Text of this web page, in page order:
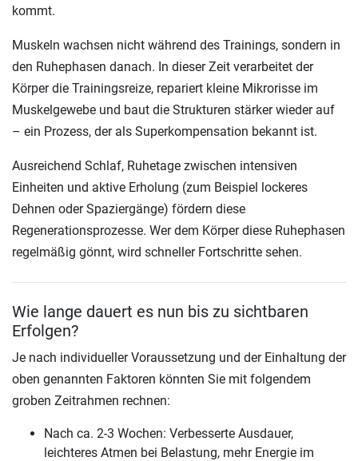
kommt.
Muskeln wachsen nicht während des Trainings, sondern in
den Ruhephasen danach. In dieser Zeit verarbeitet der
Körper die Trainingsreize, repariert kleine Mikrorisse im
Muskelgewebe und baut die Strukturen stärker wieder auf
– ein Prozess, der als Superkompensation bekannt ist.
Ausreichend Schlaf, Ruhetage zwischen intensiven
Einheiten und aktive Erholung (zum Beispiel lockeres
Dehnen oder Spaziergänge) fördern diese
Regenerationsprozesse. Wer dem Körper diese Ruhephasen
regelmäßig gönnt, wird schneller Fortschritte sehen.
Wie lange dauert es nun bis zu sichtbaren
Erfolgen?
Je nach individueller Voraussetzung und der Einhaltung der
oben genannten Faktoren könnten Sie mit folgendem
groben Zeitrahmen rechnen:
Nach ca. 2-3 Wochen: Verbesserte Ausdauer,
leichteres Atmen bei Belastung, mehr Energie im